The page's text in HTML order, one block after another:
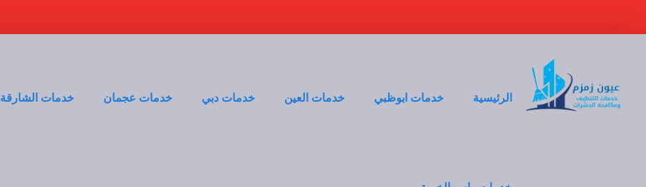
الرئيسية خدمات ابوظبي خدمات العين خدمات دبي خدمات عجمان خدمات الشارقة